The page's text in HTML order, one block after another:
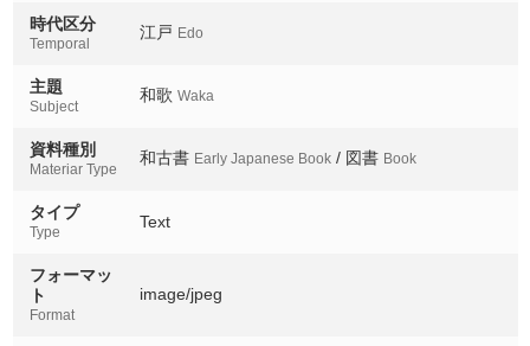
時代区分
Temporal
江戸 Edo
主題
Subject
和歌 Waka
資料種別
Materiar Type
和古書 Early Japanese Book/ 図書 Book
タイプ
Type
Text
フォーマッ
ト
Format
image/jpeg